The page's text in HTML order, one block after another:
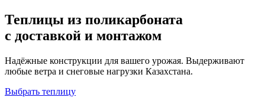
Теплицы из поликарбоната
с доставкой и монтажом
Надёжные конструкции для вашего урожая. Выдерживают
любые ветра и снеговые нагрузки Казахстана.
Выбрать теплицу